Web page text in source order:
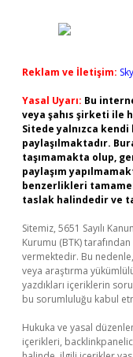
Reklam ve İletişim:
Yasal Uyarı: Bu
veya şahıs şirketi ile
Sitede yalnızca kendi
paylaşılmaktadır.
taşımamakta olup,
paylaşım
benzerlikleri
taslak halindedir ve
Sitemiz, 5651 Sayılı
Kurumu (BTK)
vermektedir. Bu
veya araştırma
yazdıkları içeriklerin
bu sorumluluğu kabul
Hukuka ve yasal
içerikleri,